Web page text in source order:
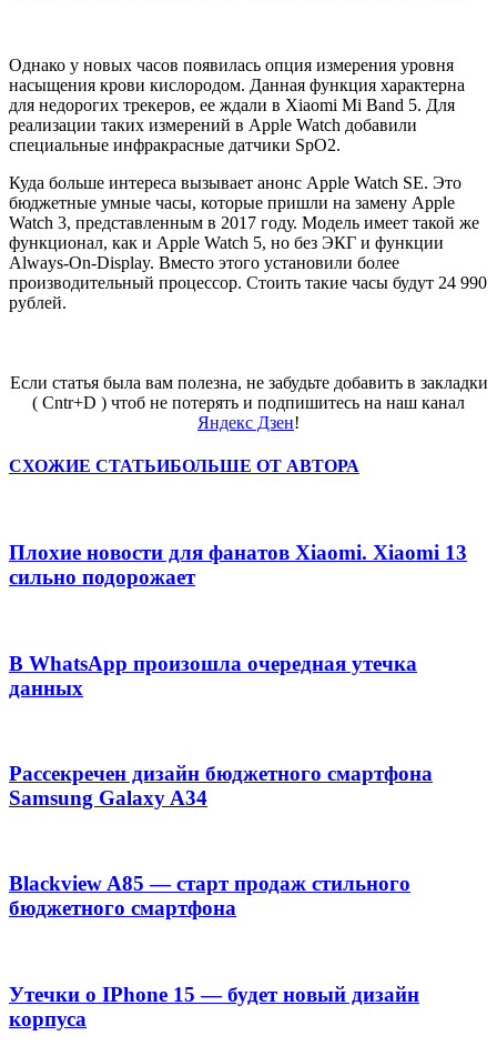
Однако у новых часов появилась опция измерения уровня
насыщения крови кислородом. Данная функция характерна
для недорогих трекеров, ее ждали в Xiaomi Mi Band 5. Для
реализации таких измерений в Apple Watch добавили
специальные инфракрасные датчики SpO2.
Куда больше интереса вызывает анонс Apple Watch SE. Это
бюджетные умные часы, которые пришли на замену Apple
Watch 3, представленным в 2017 году. Модель имеет такой же
функционал, как и Apple Watch 5, но без ЭКГ и функции
Always-On-Display. Вместо этого установили более
производительный процессор. Стоить такие часы будут 24 990
рублей.
Если статья была вам полезна, не забудьте добавить в закладки
( Cntr+D ) чтоб не потерять и подпишитесь на наш канал
Яндекс Дзен!
СХОЖИЕ СТАТЬИБОЛЬШЕ ОТ АВТОРА
Плохие новости для фанатов Xiaomi. Xiaomi 13
сильно подорожает
В WhatsApp произошла очередная утечка
данных
Рассекречен дизайн бюджетного смартфона
Samsung Galaxy A34
Blackview A85 — старт продаж стильного
бюджетного смартфона
Утечки о IPhone 15 — будет новый дизайн
корпуса